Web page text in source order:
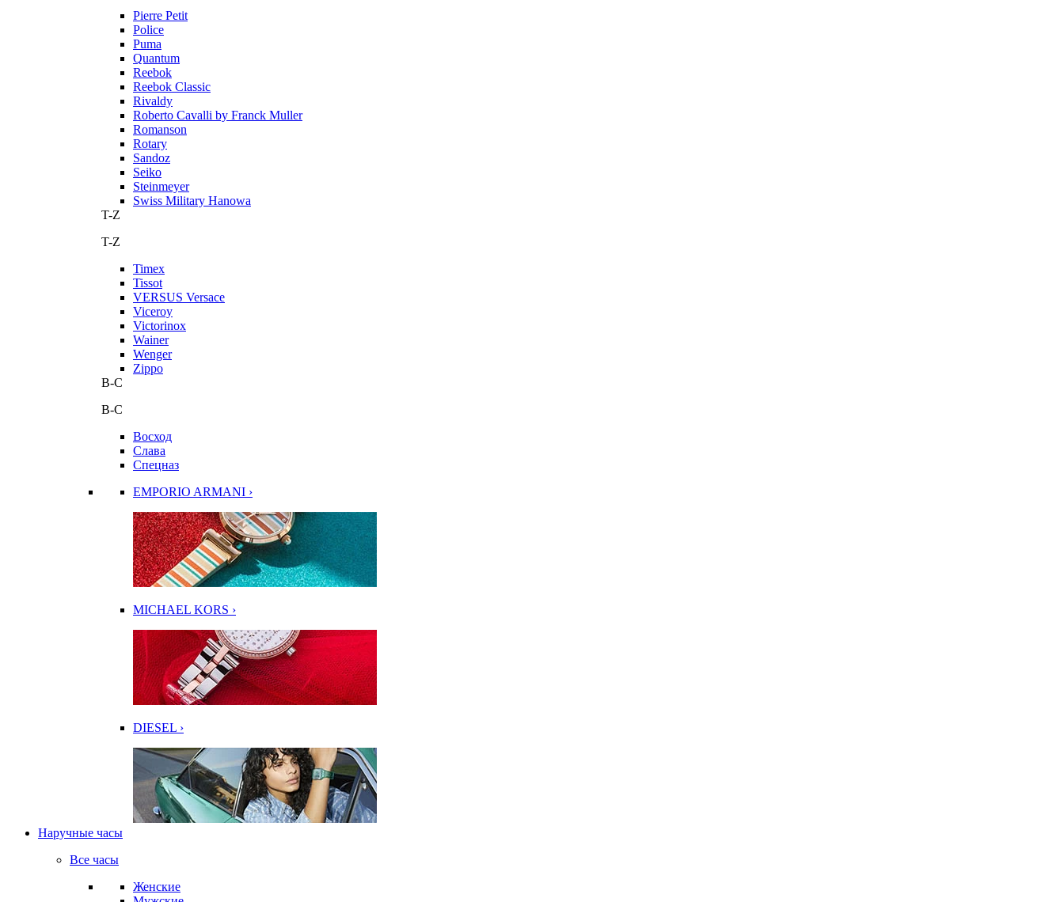
Pierre Petit
Police
Puma
Quantum
Reebok
Reebok Classic
Rivaldy
Roberto Cavalli by Franck Muller
Romanson
Rotary
Sandoz
Seiko
Steinmeyer
Swiss Military Hanowa
T-Z
T-Z
Timex
Tissot
VERSUS Versace
Viceroy
Victorinox
Wainer
Wenger
Zippo
В-С
В-С
Восход
Слава
Спецназ
EMPORIO ARMANI ›
MICHAEL KORS ›
DIESEL ›
Наручные часы
Все часы
Женские